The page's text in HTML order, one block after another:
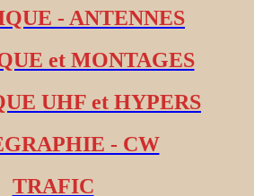
- ANTENNES
et MONTAGES
UHF et HYPERS
- CW
TRAFIC